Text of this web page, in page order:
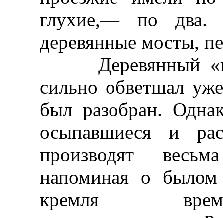
глухие,— по два.
деревянные мосты,
Деревянный
сильно обветшал
был разобран.
осыпавшиеся и
производят
напоминая о былом
кремля